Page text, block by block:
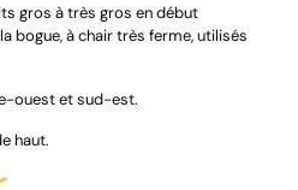
gros à très gros en début
bogue, à chair très ferme, utilisés
ouest et sud-est.
haut.